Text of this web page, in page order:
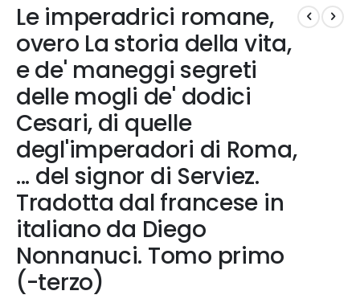
all'inizio
della
galleria
di
immagini
Le imperadrici romane,
overo La storia della vita,
e de' maneggi segreti
delle mogli de' dodici
Cesari, di quelle
degl'imperadori di Roma,
... del signor di Serviez.
Tradotta dal francese in
italiano da Diego
Nonnanuci. Tomo primo
(-terzo)